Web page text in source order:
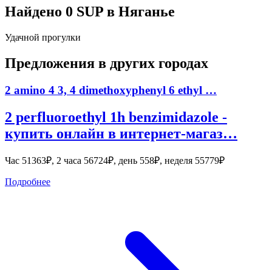
Найдено 0 SUP в Няганье
Удачной прогулки
Предложения в других городах
2 amino 4 3, 4 dimethoxyphenyl 6 ethyl …
2 perfluoroethyl 1h benzimidazole -
купить онлайн в интернет-магаз…
Час 51363₽, 2 часа 56724₽, день 558₽, неделя 55779₽
Подробнее